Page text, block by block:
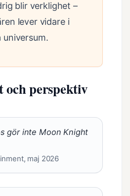
blir verklighet –
lever vidare i
universum.
perspektiv
gör inte Moon Knight
maj 2026